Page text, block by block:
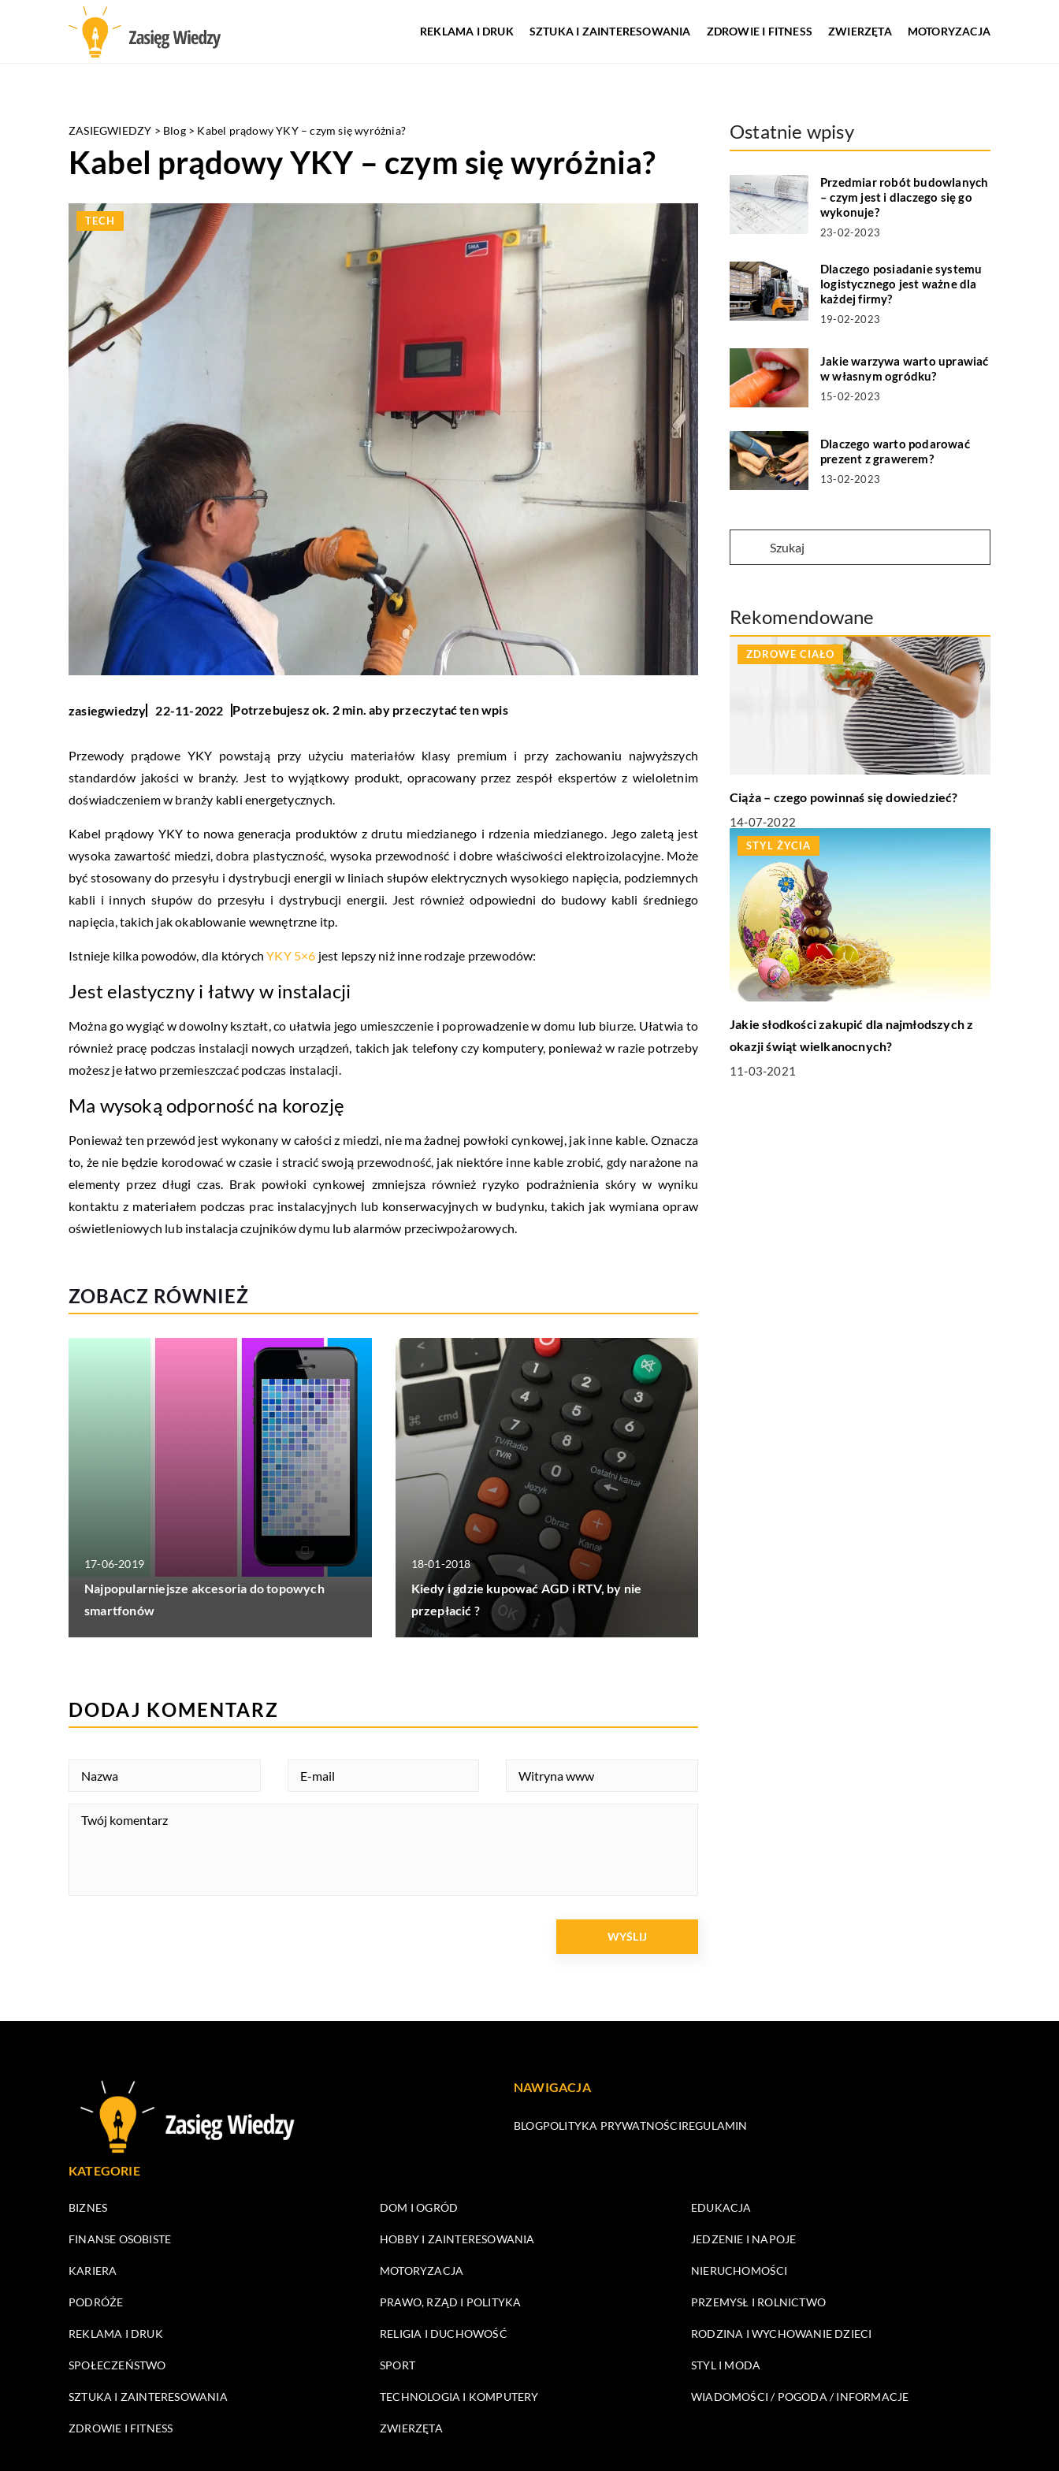
REKLAMA I DRUK SZTUKA I ZAINTERESOWANIA ZDROWIE I FITNESS ZWIERZĘTA MOTORYZACJA
ZASIEGWIEDZY > Blog> Kabel prądowy YKY – czym się wyróżnia?
Kabel prądowy YKY – czym się wyróżnia?
TECH
zasiegwiedzy 22-11-2022 Potrzebujesz ok. 2 min. aby przeczytać ten wpis
Przewody prądowe YKY powstają przy użyciu materiałów klasy premium i przy zachowaniu najwyższych
standardów jakości w branży. Jest to wyjątkowy produkt, opracowany przez zespół ekspertów z wieloletnim
doświadczeniem w branży kabli energetycznych.
Kabel prądowy YKY to nowa generacja produktów z drutu miedzianego i rdzenia miedzianego. Jego zaletą jest
wysoka zawartość miedzi, dobra plastyczność, wysoka przewodność i dobre właściwości elektroizolacyjne. Może
być stosowany do przesyłu i dystrybucji energii w liniach słupów elektrycznych wysokiego napięcia, podziemnych
kabli i innych słupów do przesyłu i dystrybucji energii. Jest również odpowiedni do budowy kabli średniego
napięcia, takich jak okablowanie wewnętrzne itp.
Istnieje kilka powodów, dla którychYKY 5×6 jest lepszy niż inne rodzaje przewodów:
Jest elastyczny i łatwy w instalacji
Można go wygiąć w dowolny kształt, co ułatwia jego umieszczenie i poprowadzenie w domu lub biurze. Ułatwia to
również pracę podczas instalacji nowych urządzeń, takich jak telefony czy komputery, ponieważ w razie potrzeby
możesz je łatwo przemieszczać podczas instalacji.
Ma wysoką odporność na korozję
Ponieważ ten przewód jest wykonany w całości z miedzi, nie ma żadnej powłoki cynkowej, jak inne kable. Oznacza
to, że nie będzie korodować w czasie i stracić swoją przewodność, jak niektóre inne kable zrobić, gdy narażone na
elementy przez długi czas. Brak powłoki cynkowej zmniejsza również ryzyko podrażnienia skóry w wyniku
kontaktu z materiałem podczas prac instalacyjnych lub konserwacyjnych w budynku, takich jak wymiana opraw
oświetleniowych lub instalacja czujników dymu lub alarmów przeciwpożarowych.
ZOBACZ RÓWNIEŻ
17-06-2019
Najpopularniejsze akcesoria do topowych
smartfonów
18-01-2018
Kiedy i gdzie kupować AGD i RTV, by nie
przepłacić ?
Ostatnie wpisy
Przedmiar robót budowlanych
– czym jest i dlaczego się go
wykonuje?
23-02-2023
Dlaczego posiadanie systemu
logistycznego jest ważne dla
każdej firmy?
19-02-2023
Jakie warzywa warto uprawiać
w własnym ogródku?
15-02-2023
Dlaczego warto podarować
prezent z grawerem?
13-02-2023
Rekomendowane
ZDROWE CIAŁO
Ciąża – czego powinnaś się dowiedzieć?
14-07-2022
STYL ŻYCIA
Jakie słodkości zakupić dla najmłodszych z
okazji świąt wielkanocnych?
11-03-2021
DODAJ KOMENTARZ
NAWIGACJA
BLOGPOLITYKA PRYWATNOŚCIREGULAMIN
KATEGORIE
BIZNES DOM I OGRÓD EDUKACJA
FINANSE OSOBISTE HOBBY I ZAINTERESOWANIA JEDZENIE I NAPOJE
KARIERA MOTORYZACJA NIERUCHOMOŚCI
PODRÓŻE PRAWO, RZĄD I POLITYKA PRZEMYSŁ I ROLNICTWO
REKLAMA I DRUK RELIGIA I DUCHOWOŚĆ RODZINA I WYCHOWANIE DZIECI
SPOŁECZEŃSTWO SPORT STYL I MODA
SZTUKA I ZAINTERESOWANIA TECHNOLOGIA I KOMPUTERY WIADOMOŚCI / POGODA / INFORMACJE
ZDROWIE I FITNESS ZWIERZĘTA